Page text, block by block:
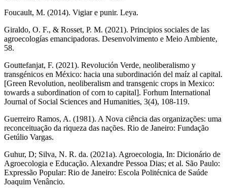
Foucault, M. (2014). Vigiar e punir. Leya.
Giraldo, O. F., & Rosset, P. M. (2021). Principios sociales de las
agroecologías emancipadoras. Desenvolvimento e Meio Ambiente,
58.
Gouttefanjat, F. (2021). Revolución Verde, neoliberalismo y
transgénicos en México: hacia una subordinación del maíz al capital.
[Green Revolution, neoliberalism and transgenic crops in Mexico:
towards a subordination of corn to capital]. Forhum International
Journal of Social Sciences and Humanities, 3(4), 108-119.
Guerreiro Ramos, A. (1981). A Nova ciência das organizações: uma
reconceituação da riqueza das nações. Rio de Janeiro: Fundação
Getúlio Vargas.
Guhur, D; Silva, N. R. da. (2021a). Agroecologia, In: Dicionário de
Agroecologia e Educação. Alexandre Pessoa Dias; et al. São Paulo:
Expressão Popular: Rio de Janeiro: Escola Politécnica de Saúde
Joaquim Venâncio.